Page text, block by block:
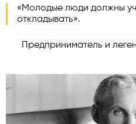
«Молодые люди должны
откладывать».
Предприниматель и